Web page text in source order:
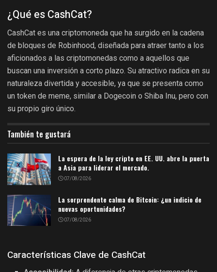
¿Qué es CashCat?
CashCat es una criptomoneda que ha surgido en la cadena
de bloques de Robinhood, diseñada para atraer tanto a los
aficionados a las criptomonedas como a aquellos que
buscan una inversión a corto plazo. Su atractivo radica en su
naturaleza divertida y accesible, ya que se presenta como
un token de meme, similar a Dogecoin o Shiba Inu, pero con
su propio giro único.
También te gustará
La espera de la ley cripto en EE. UU. abre la puerta
a Asia para liderar el mercado.
07/08/2026
La sorprendente calma de Bitcoin: ¿un indicio de
nuevas oportunidades?
07/08/2026
Características Clave de CashCat